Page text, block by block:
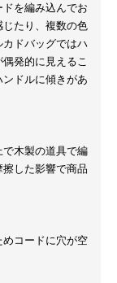
を編み込んでお
たり、複数の色
ドバッグではハ
発的に見えるこ
ドルに傾きがあ
木製の道具で編
した影響で商品
コードに穴が空